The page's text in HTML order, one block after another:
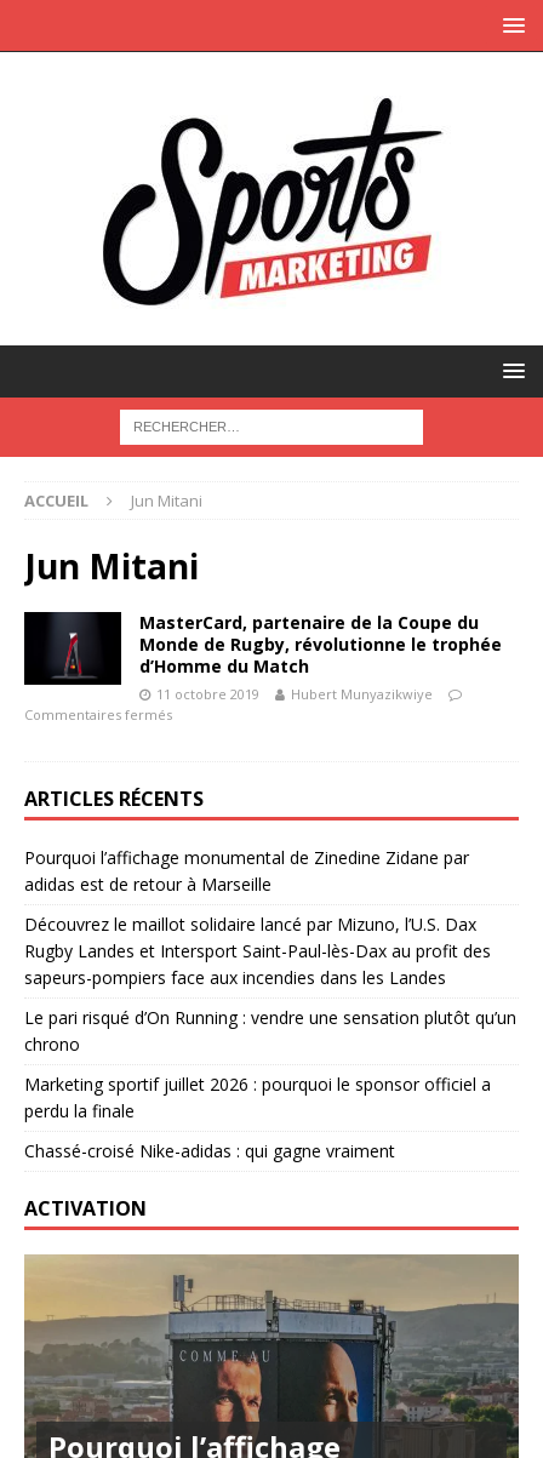
ACCUEIL Jun Mitani
Jun Mitani
MasterCard, partenaire de la Coupe du
Monde de Rugby, révolutionne le trophée
d’Homme du Match
11 octobre 2019
Hubert Munyazikwiye
Commentaires fermés
ARTICLES RÉCENTS
Pourquoi l’affichage monumental de Zinedine Zidane par
adidas est de retour à Marseille
Découvrez le maillot solidaire lancé par Mizuno, l’U.S. Dax
Rugby Landes et Intersport Saint-Paul-lès-Dax au profit des
sapeurs-pompiers face aux incendies dans les Landes
Le pari risqué d’On Running : vendre une sensation plutôt qu’un
chrono
Marketing sportif juillet 2026 : pourquoi le sponsor officiel a
perdu la finale
Chassé-croisé Nike-adidas : qui gagne vraiment
ACTIVATION
Pourquoi l’affichage